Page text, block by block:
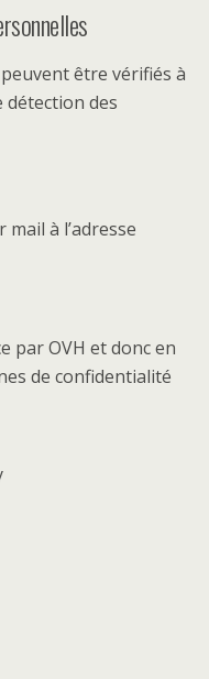
être vérifiés à
détection des
à l’adresse
par OVH et donc en
de confidentialité